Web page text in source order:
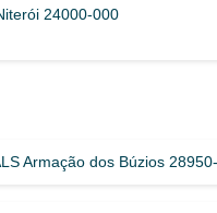
24000-000
Armação dos Búzios